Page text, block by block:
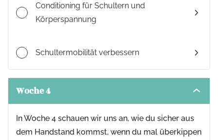
Conditioning für Schultern und
Körperspannung
Schultermobilität verbessern
Woche 4
In Woche 4 schauen wir uns an, wie du sicher aus
dem Handstand kommst, wenn du mal überkippen